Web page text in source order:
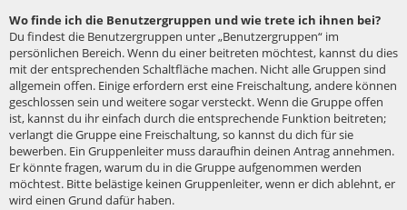
Wo finde ich die Benutzergruppen und wie trete ich ihnen bei?
Du findest die Benutzergruppen unter „Benutzergruppen“ im
persönlichen Bereich. Wenn du einer beitreten möchtest, kannst du dies
mit der entsprechenden Schaltfläche machen. Nicht alle Gruppen sind
allgemein offen. Einige erfordern erst eine Freischaltung, andere können
geschlossen sein und weitere sogar versteckt. Wenn die Gruppe offen
ist, kannst du ihr einfach durch die entsprechende Funktion beitreten;
verlangt die Gruppe eine Freischaltung, so kannst du dich für sie
bewerben. Ein Gruppenleiter muss daraufhin deinen Antrag annehmen.
Er könnte fragen, warum du in die Gruppe aufgenommen werden
möchtest. Bitte belästige keinen Gruppenleiter, wenn er dich ablehnt, er
wird einen Grund dafür haben.